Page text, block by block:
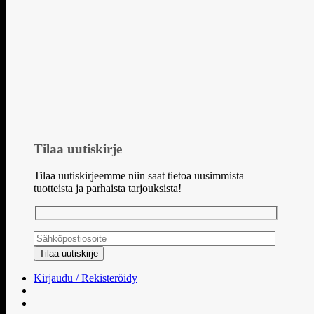
Tilaa uutiskirje
Tilaa uutiskirjeemme niin saat tietoa uusimmista
tuotteista ja parhaista tarjouksista!
Kirjaudu / Rekisteröidy